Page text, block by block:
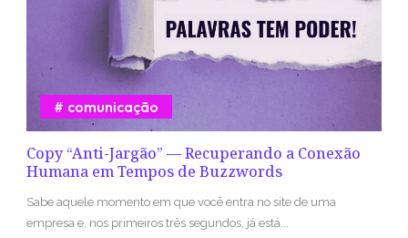
Copy “Anti-Jargão” — Recuperando a Conexão
Humana em Tempos de Buzzwords
comunicação
Sabe aquele momento em que você entra no site de uma
empresa e, nos primeiros três segundos, já está...